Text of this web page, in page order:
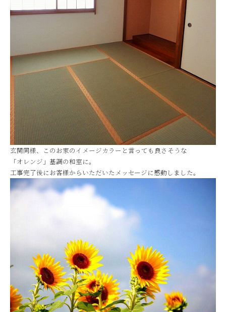
玄関同様、このお家のイメージカラーと言っても良さそうな
「オレンジ」基調の和室に。
工事完了後にお客様からいただいたメッセージに感動しました。